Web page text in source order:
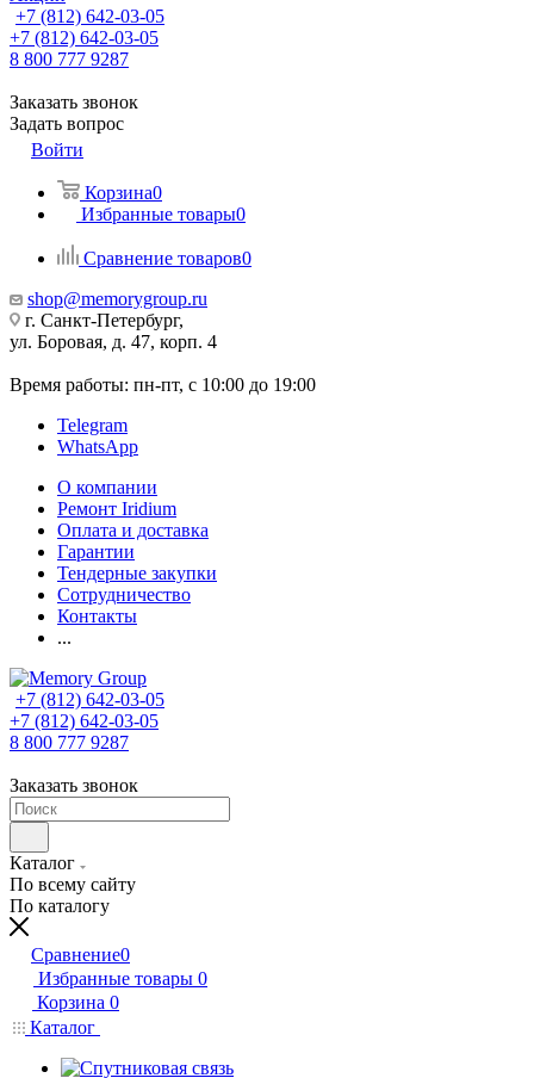
+7 (812) 642-03-05
+7 (812) 642-03-05
8 800 777 9287
Заказать звонок
Задать вопрос
Войти
Корзина0
Избранные товары0
Сравнение товаров0
shop@memorygroup.ru
г. Санкт-Петербург,
ул. Боровая, д. 47, корп. 4
Время работы: пн-пт, с 10:00 до 19:00
Telegram
WhatsApp
О компании
Ремонт Iridium
Оплата и доставка
Гарантии
Тендерные закупки
Сотрудничество
Контакты
...
+7 (812) 642-03-05
+7 (812) 642-03-05
8 800 777 9287
Заказать звонок
Каталог
По всему сайту
По каталогу
Сравнение0
Избранные товары 0
Корзина 0
Каталог